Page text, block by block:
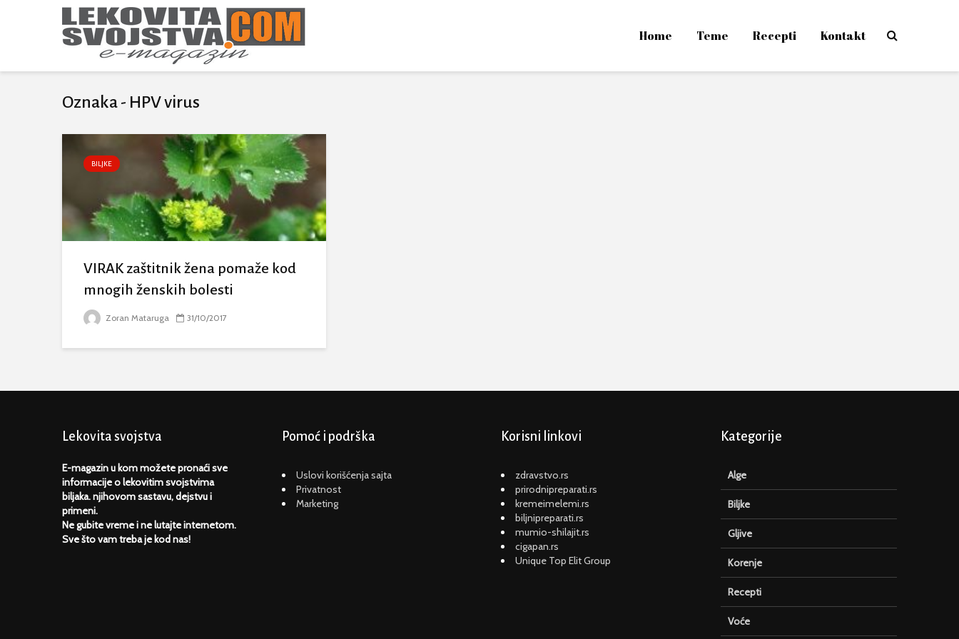
Home Teme Recepti Kontakt
Oznaka - HPV virus
BILJKE
VIRAK zaštitnik žena pomaže kod
mnogih ženskih bolesti
Zoran Mataruga 31/10/2017
Lekovita svojstva
E-magazin u kom možete pronaći sve
informacije o lekovitim svojstvima
biljaka. njihovom sastavu, dejstvu i
primeni.
Ne gubite vreme i ne lutajte internetom.
Sve što vam treba je kod nas!
Pomoć i podrška
Uslovi korišćenja sajta
Privatnost
Marketing
Korisni linkovi
zdravstvo.rs
prirodnipreparati.rs
kremeimelemi.rs
biljnipreparati.rs
mumio-shilajit.rs
cigapan.rs
Unique Top Elit Group
Kategorije
Alge
Biljke
Gljive
Korenje
Recepti
Voće